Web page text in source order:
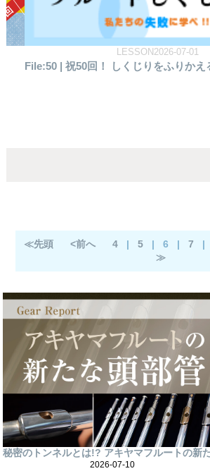
REPORT2026-06-19
第2回 とちぎフルートフェスティバル
≪先頭 <前へ 4 | 5 | 6 | 7 |
≫
秘密のトンネルとは!? アキヤマフルートの新
2026-07-10